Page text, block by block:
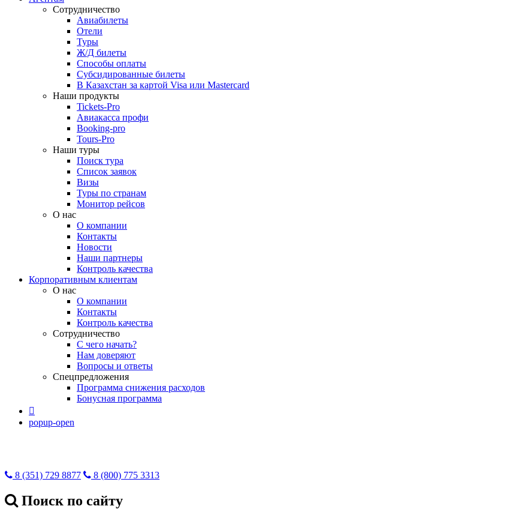
Сотрудничество
Авиабилеты
Отели
Туры
Ж/Д билеты
Способы оплаты
Субсидированные билеты
В Казахстан за картой Visa или Masterсard
Наши продукты
Tickets-Pro
Авиакасса профи
Booking-pro
Tours-Pro
Наши туры
Поиск тура
Список заявок
Визы
Туры по странам
Монитор рейсов
О нас
О компании
Контакты
Новости
Наши партнеры
Контроль качества
Корпоративным клиентам
О нас
О компании
Контакты
Контроль качества
Сотрудничество
С чего начать?
Нам доверяют
Вопросы и ответы
Спецпредложения
Программа снижения расходов
Бонусная программа

popup-open
8 (351) 729 8877 8 (800) 775 3313
Поиск по сайту